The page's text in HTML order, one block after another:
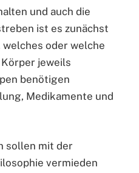
und auch die
ist es zunächst
oder welche
jeweils
benötigen
Medikamente und
sollen mit der
vermieden